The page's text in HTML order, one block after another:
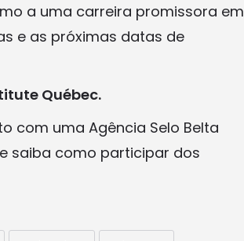
a uma carreira promissora em
e as próximas datas de
Québec.
com uma Agência Selo Belta
e saiba como participar dos